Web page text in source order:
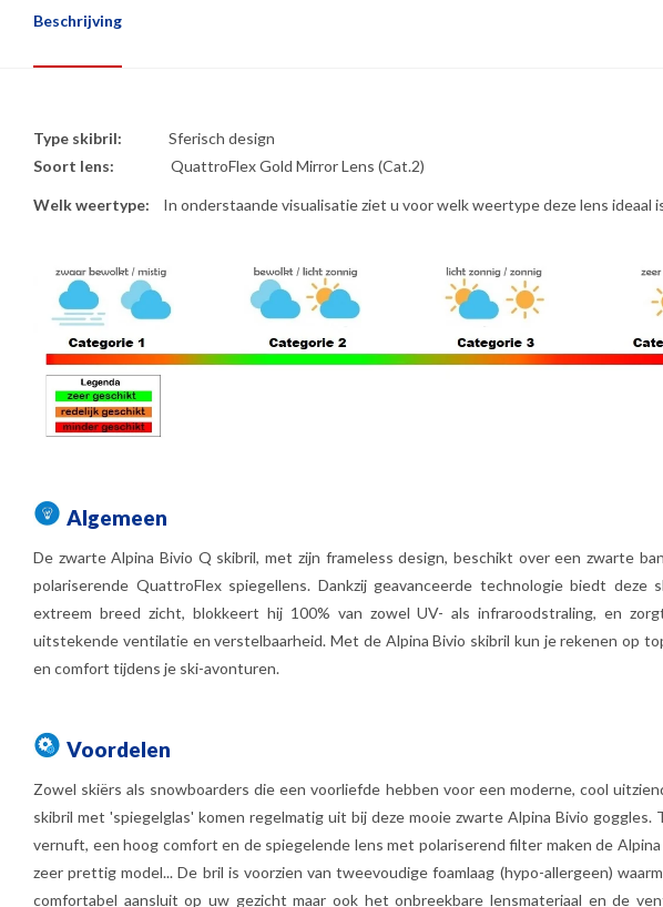
Beschrijving
Type skibril: Sferisch design
Soort lens: QuattroFlex Gold Mirror Lens (Cat.2)
Welk weertype: In onderstaande visualisatie ziet u voor welk weertype deze lens ideaal
Algemeen
De zwarte Alpina Bivio Q skibril, met zijn frameless design, beschikt over een zwarte
polariserende QuattroFlex spiegellens. Dankzij geavanceerde technologie biedt deze
extreem breed zicht, blokkeert hij 100% van zowel UV- als infraroodstraling, en
uitstekende ventilatie en verstelbaarheid. Met de Alpina Bivio skibril kun je rekenen op
en comfort tijdens je ski-avonturen.
Voordelen
Zowel skiërs als snowboarders die een voorliefde hebben voor een moderne, cool
skibril met 'spiegelglas' komen regelmatig uit bij deze mooie zwarte Alpina Bivio goggles.
vernuft, een hoog comfort en de spiegelende lens met polariserend filter maken de Alpina
zeer prettig model... De bril is voorzien van tweevoudige foamlaag (hypo-allergeen)
comfortabel aansluit op uw gezicht maar ook het onbreekbare lensmateriaal en de